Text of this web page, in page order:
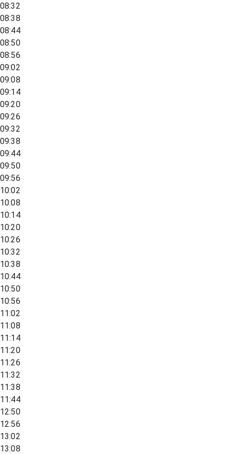
08:32
08:38
08:44
08:50
08:56
09:02
09:08
09:14
09:20
09:26
09:32
09:38
09:44
09:50
09:56
10:02
10:08
10:14
10:20
10:26
10:32
10:38
10:44
10:50
10:56
11:02
11:08
11:14
11:20
11:26
11:32
11:38
11:44
12:50
12:56
13:02
13:08